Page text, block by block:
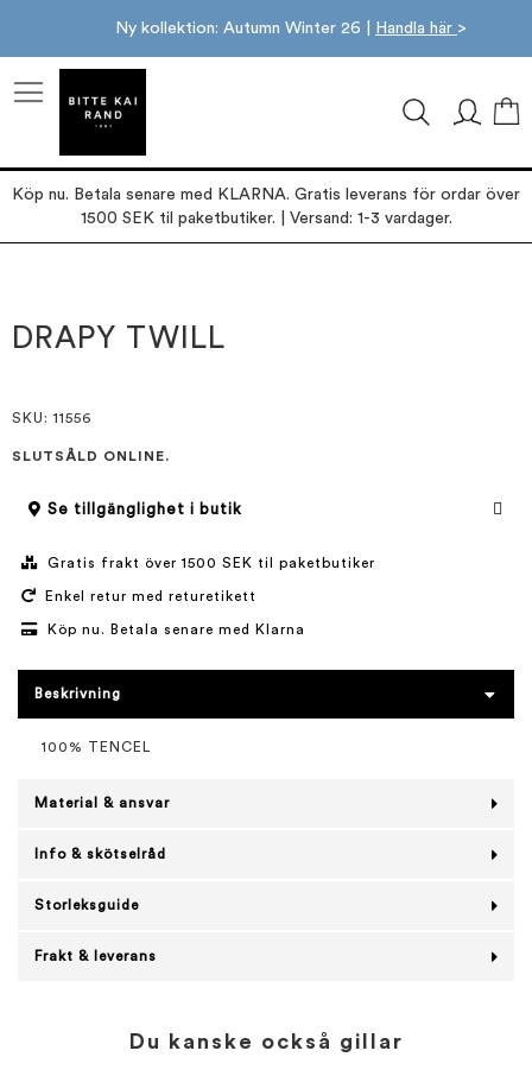
Ny kollektion: Autumn Winter 26 | Handla här >
Köp nu. Betala senare med KLARNA. Gratis leverans för ordar över
1500 SEK til paketbutiker. | Versand: 1-3 vardager.
slutet
av
början
av
DRAPY TWILL
SKU : 11556
SLUTSÅLD ONLINE.
Se tillgänglighet i butik
Gratis frakt över 1500 SEK til paketbutiker
Enkel retur med returetikett
Köp nu. Betala senare med Klarna
Beskrivning
100% TENCEL
Material & ansvar
Info & skötselråd
Storleksguide
Frakt & leverans
Du kanske också gillar